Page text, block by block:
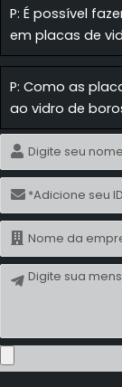
P: É possível
em placas de
P: Como as
ao vidro de
Nome
E-
mail
Nome
Mensagem